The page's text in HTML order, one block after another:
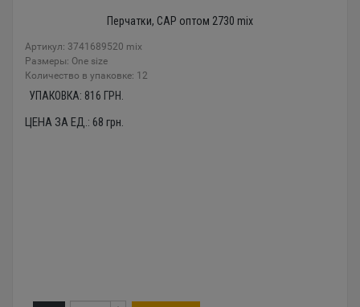
Перчатки, CAP оптом 2730 mix
Артикул: 3741689520 mix
Размеры: One size
Количество в упаковке: 12
УПАКОВКА: 816 ГРН.
ЦЕНА ЗА ЕД.: 68 грн.